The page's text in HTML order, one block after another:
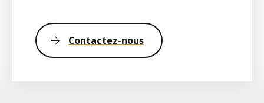
Contactez-nous